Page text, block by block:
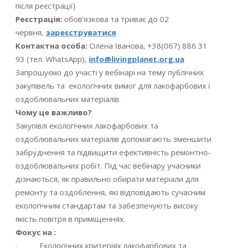
після реєстрації)
Реєстрація: обов’язкова та триває до 02
червня, зареєструватися
Контактна особа: Олена Іванова, +38(067) 886 31
93 (тел. WhatsApp), info@livingplanet.org.ua
Запрошуємо до участі у вебінарі на тему публічних
закупівель та екологічних вимог для лакофарбових і
оздоблювальних матеріалів.
Чому це важливо?
Закупівлі екологічних лакофарбових та
оздоблювальних матеріалів допомагають зменшити
забруднення та підвищити ефективність ремонтно-
оздоблювальних робіт. Під час вебінару учасники
дізнаються, як правильно обирати матеріали для
ремонту та оздоблення, які відповідають сучасним
екологічним стандартам та забезпечують високу
якість повітря в приміщеннях.
Фокус на :
· Екологічних критеріях лакофарбових та